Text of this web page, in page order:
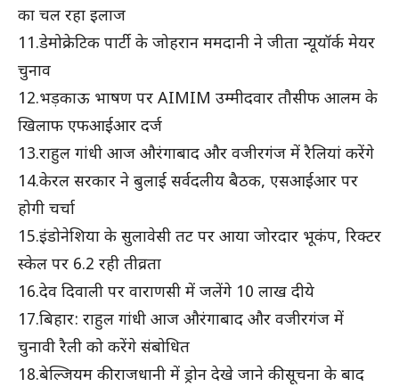
का चल रहा इलाज
11.डेमोक्रेटिक पार्टी के जोहरान ममदानी ने जीता न्यूयॉर्क मेयर
चुनाव
12.भड़काऊ भाषण पर AIMIM उम्मीदवार तौसीफ आलम के
खिलाफ एफआईआर दर्ज
13.राहुल गांधी आज औरंगाबाद और वजीरगंज में रैलियां करेंगे
14.केरल सरकार ने बुलाई सर्वदलीय बैठक, एसआईआर पर
होगी चर्चा
15.इंडोनेशिया के सुलावेसी तट पर आया जोरदार भूकंप, रिक्टर
स्केल पर 6.2 रही तीव्रता
16.देव दिवाली पर वाराणसी में जलेंगे 10 लाख दीये
17.बिहार: राहुल गांधी आज औरंगाबाद और वजीरगंज में
चुनावी रैली को करेंगे संबोधित
18.बेल्जियम की राजधानी में ड्रोन देखे जाने की सूचना के बाद